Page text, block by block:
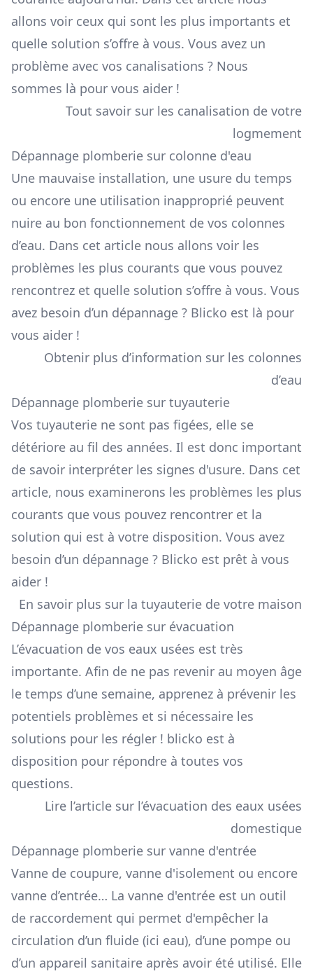
allons voir ceux qui sont les plus importants et
quelle solution s’offre à vous. Vous avez un
problème avec vos canalisations ? Nous
sommes là pour vous aider !
Tout savoir sur les canalisation de votre
logmement
Dépannage plomberie sur colonne d'eau
Une mauvaise installation, une usure du temps
ou encore une utilisation inapproprié peuvent
nuire au bon fonctionnement de vos colonnes
d’eau. Dans cet article nous allons voir les
problèmes les plus courants que vous pouvez
rencontrez et quelle solution s’offre à vous. Vous
avez besoin d’un dépannage ? Blicko est là pour
vous aider !
Obtenir plus d’information sur les colonnes
d’eau
Dépannage plomberie sur tuyauterie
Vos tuyauterie ne sont pas figées, elle se
détériore au fil des années. Il est donc important
de savoir interpréter les signes d'usure. Dans cet
article, nous examinerons les problèmes les plus
courants que vous pouvez rencontrer et la
solution qui est à votre disposition. Vous avez
besoin d’un dépannage ? Blicko est prêt à vous
aider !
En savoir plus sur la tuyauterie de votre maison
Dépannage plomberie sur évacuation
L’évacuation de vos eaux usées est très
importante. Afin de ne pas revenir au moyen âge
le temps d’une semaine, apprenez à prévenir les
potentiels problèmes et si nécessaire les
solutions pour les régler ! blicko est à
disposition pour répondre à toutes vos
questions.
Lire l’article sur l’évacuation des eaux usées
domestique
Dépannage plomberie sur vanne d'entrée
Vanne de coupure, vanne d'isolement ou encore
vanne d’entrée… La vanne d'entrée est un outil
de raccordement qui permet d'empêcher la
circulation d’un fluide (ici eau), d’une pompe ou
d’un appareil sanitaire après avoir été utilisé. Elle